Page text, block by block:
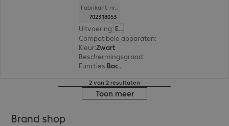
Fabrikant-nr.:
702318053
Uitvoering: Europa
Compatibele apparaten:
Kleur:Zwart
Beschermingsgraad:
Functies: Back protection
2 van 2 resultaten
Toon meer
Brand shop